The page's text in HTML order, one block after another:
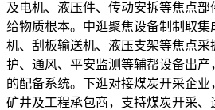
及电机、液压件、传动安拆等焦点
给物质根本。中逛聚焦设备制制取
机、刮板输送机、液压支架等焦点采
护、通风、平安监测等辅帮设备出产
的配备系统。下逛对接煤炭开采企
矿井及工程承包商，支持煤炭开采